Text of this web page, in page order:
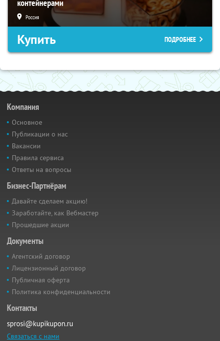
контейнерами
Россия
Купить ПОДРОБНЕЕ
Компания
Основное
Публикации о нас
Вакансии
Правила сервиса
Ответы на вопросы
Бизнес-Партнёрам
Давайте сделаем акцию!
Заработайте, как Вебмастер
Прошедшие акции
Документы
Агентский договор
Лицензионный договор
Публичная оферта
Политика конфиденциальности
Контакты
sprosi@kupikupon.ru
Связаться с нами